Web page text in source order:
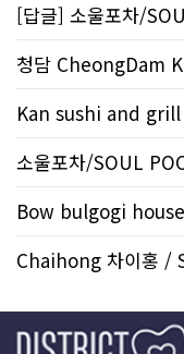
Kan sushi and
소울포차/SOUL
Chaihong 차이홍 /